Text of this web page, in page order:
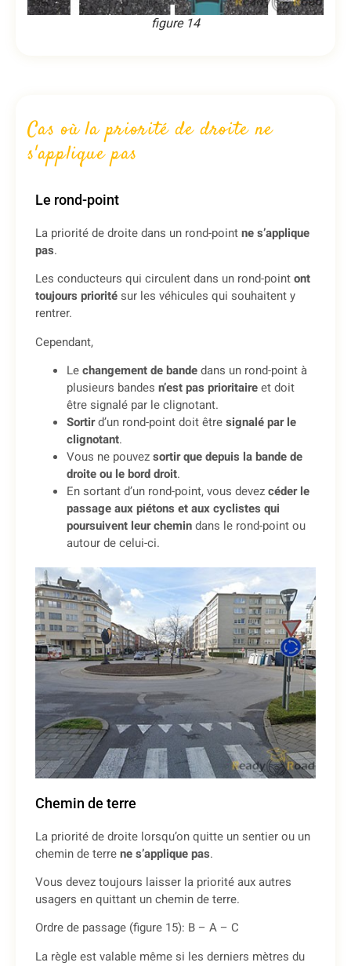
figure 14
Cas où la priorité de droite ne
s'applique pas
Le rond-point
La priorité de droite dans un rond-pointne s’applique
pas.
Les conducteurs qui circulent dans un rond-pointont
toujours priorité sur les véhicules qui souhaitent y
rentrer.
Cependant,
Lechangement de bandedans un rond-point à
plusieurs bandes n’est pas prioritaireet doit
être signalé par le clignotant.
Sortird’un rond-point doit êtresignalé par le
clignotant.
Vous ne pouvezsortir que depuis la bande de
droite ou le bord droit.
En sortant d’un rond-point, vous devezcéder le
passage aux piétons et aux cyclistes qui
poursuivent leur chemindans le rond-point ou
autour de celui-ci.
Chemin de terre
La priorité de droite lorsqu’on quitte un sentier ou un
chemin de terrene s’applique pas.
Vous devez toujours laisser la priorité aux autres
usagers en quittant un chemin de terre.
Ordre de passage (figure 15): B – A – C
La règle est valable même si les derniers mètres du